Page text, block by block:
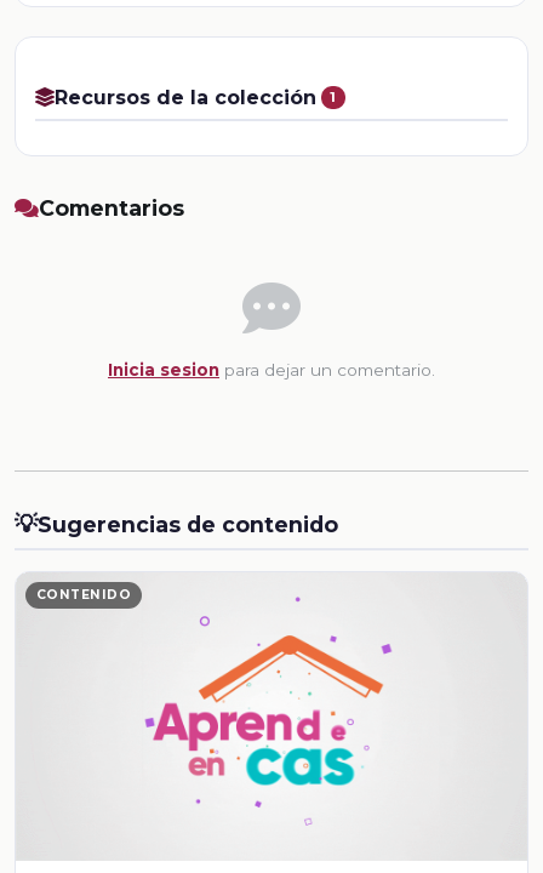
Recursos de la colección 1
Comentarios
Inicia sesion para dejar un comentario.
💡Sugerencias de contenido
CONTENIDO